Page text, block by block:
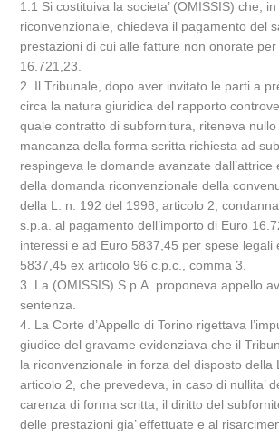
1.1 Si costituiva la societa’ (OMISSIS) che, in
riconvenzionale, chiedeva il pagamento del
prestazioni di cui alle fatture non onorate
16.721,23.
2. Il Tribunale, dopo aver invitato le parti a
circa la natura giuridica del rapporto
quale contratto di subfornitura, riteneva
mancanza della forma scritta richiesta ad
respingeva le domande avanzate dall’attrice
della domanda riconvenzionale della
della L. n. 192 del 1998, articolo 2,
s.p.a. al pagamento dell’importo di Euro
interessi e ad Euro 5837,45 per spese legali
5837,45 ex articolo 96 c.p.c., comma 3.
3. La (OMISSIS) S.p.A. proponeva appello
sentenza.
4. La Corte d’Appello di Torino rigettava
giudice del gravame evidenziava che il
la riconvenzionale in forza del disposto della
articolo 2, che prevedeva, in caso di nullita’
carenza di forma scritta, il diritto del
delle prestazioni gia’ effettuate e al